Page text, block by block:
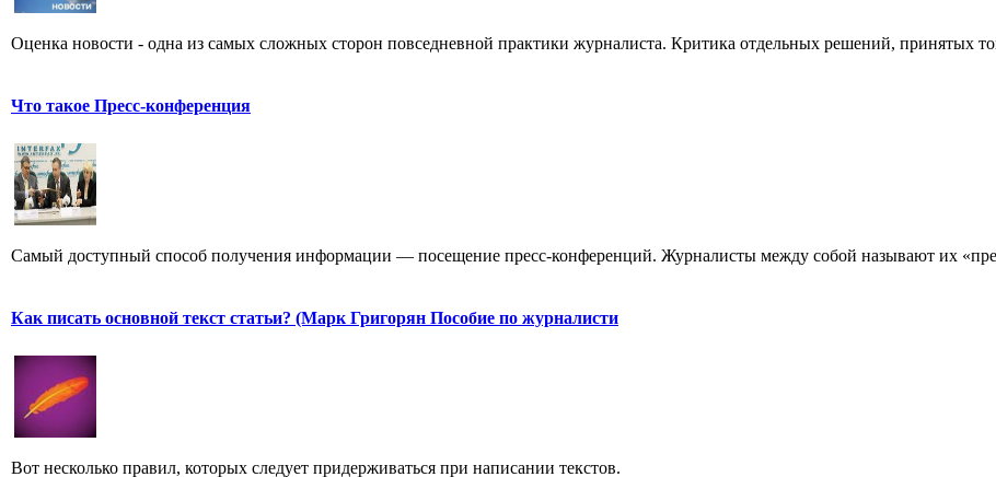
Оценка новости - одна из самых сложных сторон повседневной практики журналиста. Критика отдельных решений, принятых
Что такое Пресс-конференция
Самый доступный способ получения информации — посещение пресс-конференций. Журналисты между собой называют их
Как писать основной текст статьи? (Марк Григорян Пособие по журналисти
Вот несколько правил, которых следует придерживаться при написании текстов.